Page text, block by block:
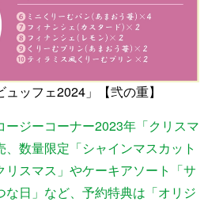
ュッフェ2024」【弐の重】
ージーコーナー2023年「クリスマ
数量限定「シャインマスカット
リスマス」やケーキアソート「サ
な日」など、予約特典は「オリジ